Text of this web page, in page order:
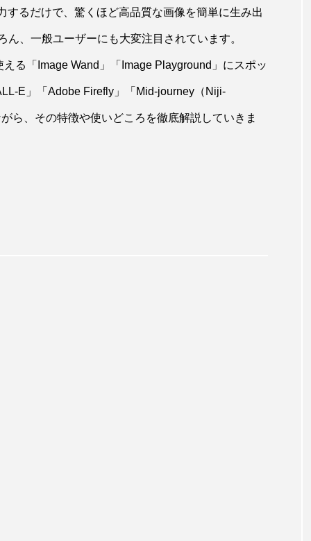
るだけで、驚くほど高品質な画像を簡単に生み出
、一般ユーザーにも大変注目されています。
る「Image Wand」「Image Playground」にスポッ
E」「Adobe Firefly」「Mid-journey（Niji-
ら、その特徴や使いどころを徹底解説していきま
Image Playground